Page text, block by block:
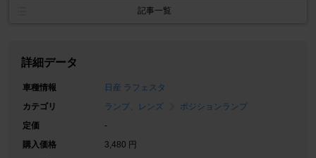
記事一覧
詳細データ
車種情報
日産 ラフェスタ
カテゴリ
ランプ、レンズ
ポジションランプ
定価
-
購入価格
3,480 円